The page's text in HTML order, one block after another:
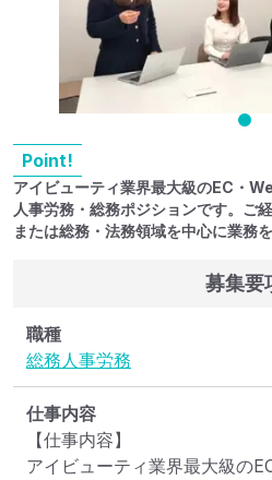
Point!
アイビューティ業界最大級のEC・
人事労務・総務ポジションです。ご
または総務・法務領域を中心に業務
募集要
職種
総務人事労務
仕事内容
【仕事内容】
アイビューティ業界最大級の